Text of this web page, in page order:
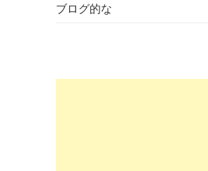
ブログ的な